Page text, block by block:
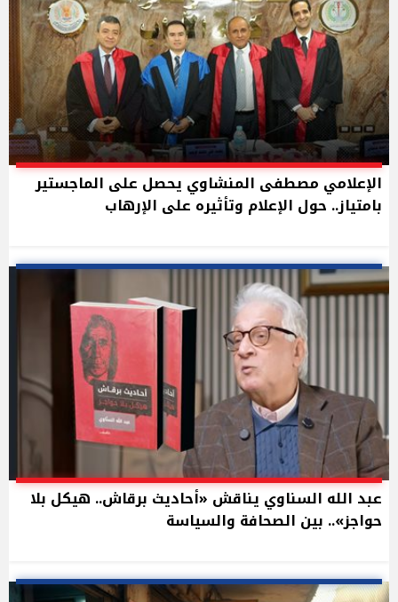
الإعلامي مصطفى المنشاوي يحصل على الماجستير
بامتياز.. حول الإعلام وتأثيره على الإرهاب
عبد الله السناوي يناقش «أحاديث برقاش.. هيكل بلا
حواجز».. بين الصحافة والسياسة